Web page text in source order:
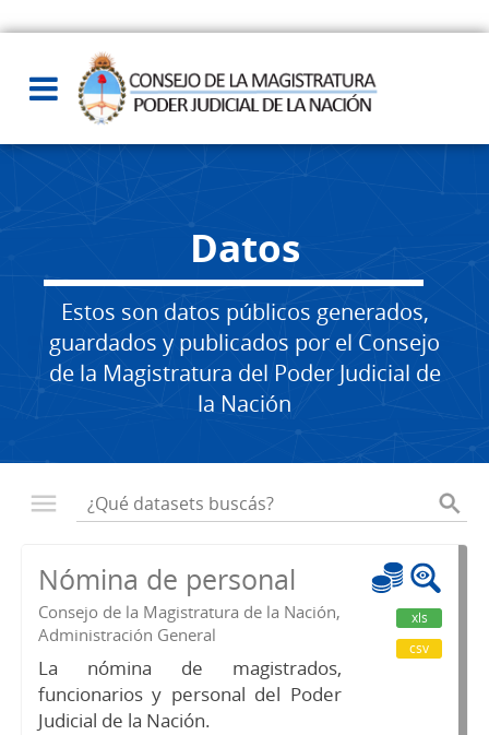
Datos
Estos son datos públicos generados,
guardados y publicados por el Consejo
de la Magistratura del Poder Judicial de
la Nación
Nómina de personal
Consejo de la Magistratura de la Nación,
Administración General
La nómina de magistrados,
funcionarios y personal del Poder
Judicial de la Nación.
xls
csv